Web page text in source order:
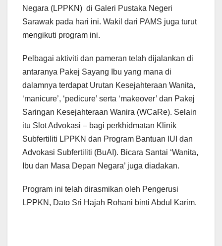
Negara (LPPKN) di Galeri Pustaka Negeri
Sarawak pada hari ini. Wakil dari PAMS juga turut
mengikuti program ini.
Pelbagai aktiviti dan pameran telah dijalankan di
antaranya Pakej Sayang Ibu yang mana di
dalamnya terdapat Urutan Kesejahteraan Wanita,
‘manicure’, ‘pedicure’ serta ‘makeover’ dan Pakej
Saringan Kesejahteraan Wanira (WCaRe). Selain
itu Slot Advokasi – bagi perkhidmatan Klinik
Subfertiliti LPPKN dan Program Bantuan IUI dan
Advokasi Subfertiliti (BuAI). Bicara Santai ‘Wanita,
Ibu dan Masa Depan Negara’ juga diadakan.
Program ini telah dirasmikan oleh Pengerusi
LPPKN, Dato Sri Hajah Rohani binti Abdul Karim.